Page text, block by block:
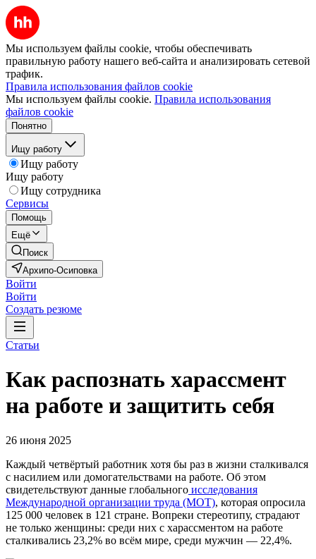
Мы используем файлы cookie, чтобы обеспечивать
правильную работу нашего веб-сайта и анализировать сетевой
трафик.
Правила использования файлов cookie
Мы используем файлы cookie. Правила использования
файлов cookie
Понятно
Ищу работу
Ищу работу
Ищу работу
Ищу сотрудника
Сервисы
Помощь
Ещё
Поиск
Архипо-Осиповка
Войти
Войти
Создать резюме
Статьи
Как распознать харассмент
на работе и защитить себя
26 июня 2025
Каждый четвёртый работник хотя бы раз в жизни сталкивался
с насилием или домогательствами на работе. Об этом
свидетельствуют данные глобального исследования
Международной организации труда (МОТ), которая опросила
125 000 человек в 121 стране. Вопреки стереотипу, страдают
не только женщины: среди них с харассментом на работе
сталкивались 23,2% во всём мире, среди мужчин — 22,4%.